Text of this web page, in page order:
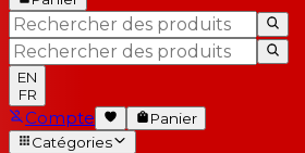
EN
FR
Compte
Panier
Catégories